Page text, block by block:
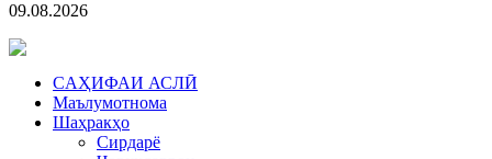
09.08.2026
CАҲИФАИ АСЛӢ
Маълумотнома
Шаҳракҳо
Сирдарё